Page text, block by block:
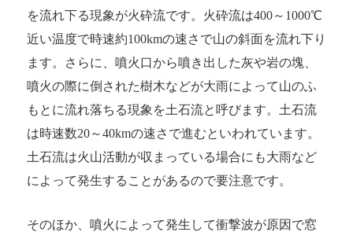
を流れ下る現象が火砕流です。火砕流は400～1000℃
近い温度で時速約100kmの速さで山の斜面を流れ下り
ます。さらに、噴火口から噴き出した灰や岩の塊、
噴火の際に倒された樹木などが大雨によって山のふ
もとに流れ落ちる現象を土石流と呼びます。土石流
は時速数20～40kmの速さで進むといわれています。
土石流は火山活動が収まっている場合にも大雨など
によって発生することがあるので要注意です。
そのほか、噴火によって発生して衝撃波が原因で窓